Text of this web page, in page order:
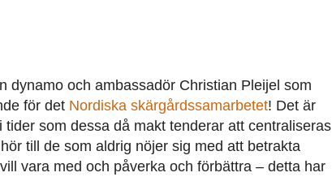
dynamo och ambassadör Christian Pleijel som
för det Nordiska skärgårdssamarbetet! Det är
som dessa då makt tenderar att centraliseras
till de som aldrig nöjer sig med att betrakta
vara med och påverka och förbättra – detta har